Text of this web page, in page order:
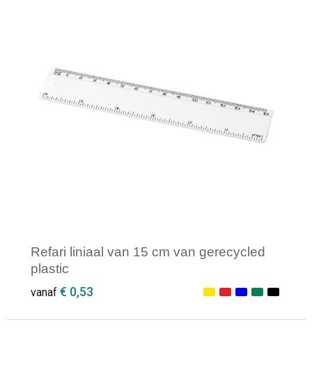
Refari liniaal van 15 cm van gerecycled
plastic
vanaf € 0,53